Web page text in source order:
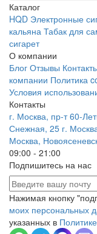
Каталог
HQD Электронные
кальяна Табак для
сигарет
О компании
Блог Отзывы
компании Политика
Условия
Контакты
г. Москва, пр-т 60-
Снежная, 25 г.
Москва,
09:00 - 21:00
Подпишитесь на нас
Нажимая кнопку
моих персональных
указанных в